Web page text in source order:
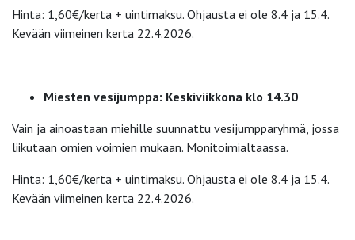
Hinta: 1,60€/kerta + uintimaksu. Ohjausta ei ole 8.4 ja 15.4.
Kevään viimeinen kerta 22.4.2026.
Miesten vesijumppa: Keskiviikkona klo 14.30
Vain ja ainoastaan miehille suunnattu vesijumpparyhmä, jossa
liikutaan omien voimien mukaan. Monitoimialtaassa.
Hinta: 1,60€/kerta + uintimaksu. Ohjausta ei ole 8.4 ja 15.4.
Kevään viimeinen kerta 22.4.2026.